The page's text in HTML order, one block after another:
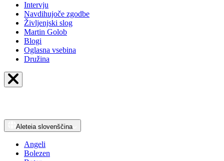
Intervju
Navdihujoče zgodbe
Življenjski slog
Martin Golob
Blogi
Oglasna vsebina
Družina
Aleteia slovenščina
Angeli
Bolezen